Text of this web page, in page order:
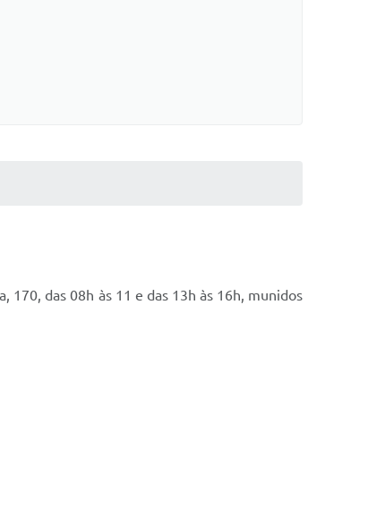
170, das 08h às 11 e das 13h às 16h, munidos